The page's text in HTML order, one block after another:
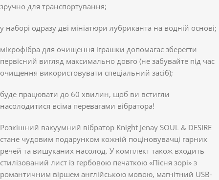
зручно для транспортування;
у наборі одразу дві мініатюри лубриканта на водній основі;
мікрофібра для очищення іграшки допомагає зберегти
первісний вигляд максимально довго (не забувайте під час
очищення використовувати спеціальний засіб);
буде працювати до 60 хвилин, щоб ви встигли
насолодитися всіма перевагами вібратора!
Розкішний вакуумний вібратор Knight Jenay SOUL & DESIRE
стане чудовим подарунком кожній поціновувачці гарних
речей та вишуканих насолод. У комплект також входить
стилізований лист із гербовою печаткою «Пісня зорі» з
романтичним віршем англійською мовою, магнітний USB-